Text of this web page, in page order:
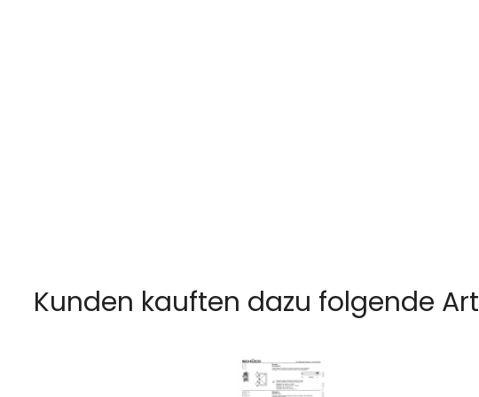
Kunden kauften dazu folgende